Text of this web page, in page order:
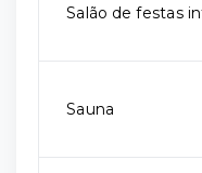
Salão de festas
Sauna